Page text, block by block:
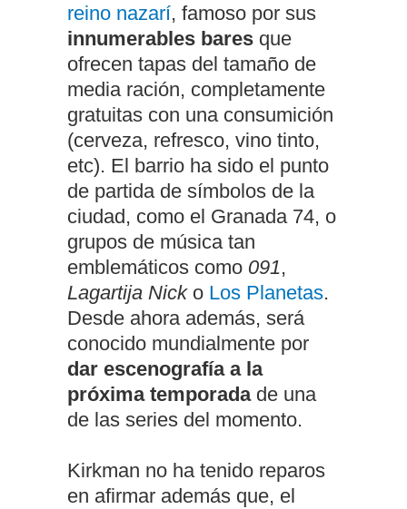
reino nazarí, famoso por sus
innumerables bares que
ofrecen tapas del tamaño de
media ración, completamente
gratuitas con una consumición
(cerveza, refresco, vino tinto,
etc). El barrio ha sido el punto
de partida de símbolos de la
ciudad, como el Granada 74, o
grupos de música tan
emblemáticos como 091,
Lagartija Nicko Los Planetas.
Desde ahora además, será
conocido mundialmente por
dar escenografía a la
próxima temporadade una
de las series del momento.
Kirkman no ha tenido reparos
en afirmar además que, el